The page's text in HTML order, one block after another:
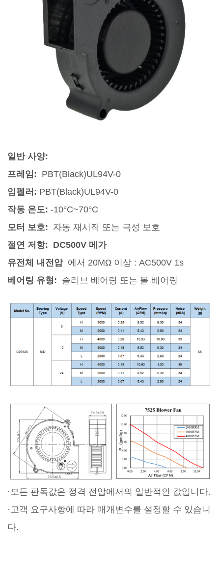
일반 사양:
프레임: PBT(Black)UL94V-0
임펠러: PBT(Black)UL94V-0
작동 온도: -10°C~70°C
모터 보호: 자동 재시작 또는 극성 보호
절연 저항: DC500V 메가
유전체 내전압 에서 20MΩ 이상 : AC500V 1s
베어링 유형: 슬리브 베어링 또는 볼 베어링
·모든 판독값은 정격 전압에서의 일반적인 값입니다.
·고객 요구사항에 따라 매개변수를 설정할 수 있습니
다.